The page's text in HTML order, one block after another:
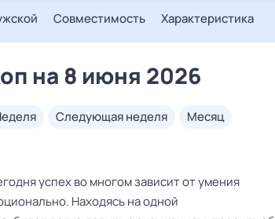
Совместимость Характеристика
на 8 июня 2026
неделя следующая неделя
месяц
успех во многом зависит от умения
Находясь на одной